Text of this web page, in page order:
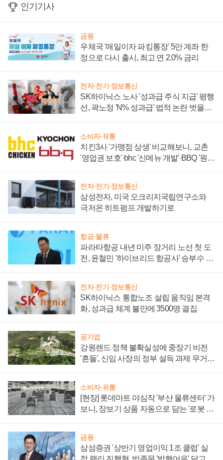
인기기사
금융
우체국 '매일이자 파킹통장' 5만 계좌 한
정으로 다시 출시, 최고 연 2.0% 금리
전자·전기·정보통신
SK하이닉스 노사 '성과급 주식 지급' 평행
선, 곽노정 'N% 성과급' 법적 논란 벗을지
소비자·유통
치킨3사 '가맹점 상생' 비교해보니, 교촌
'영업권 보호'·bhc '신메뉴 개발'·BBQ '원가
전자·전기·정보통신
삼성전자, 미국 오크리지국립연구소와
극저온 히트펌프 개발하기로
항공·물류
파라타항공 내년 미주 장거리 노선 첫 도
전, 윤철민 '하이브리드 항공사' 승부수 통
전자·전기·정보통신
SK하이닉스 통합노조 설립 움직임 본격
화, 성과급 체계 불만에 3500명 결집
공기업
강원랜드 정책 불확실성에 중장기 비전
'흔들', 신임 사장의 정부 설득 과제 무거워
소비자·유통
[현장] 롯데마트 야심작 '부산 물류센터' 가
보니, 장보기 상품 자동으로 담는 '로봇 40
금융
삼섬증권 '상반기 영업이익 1조 클럽' 실